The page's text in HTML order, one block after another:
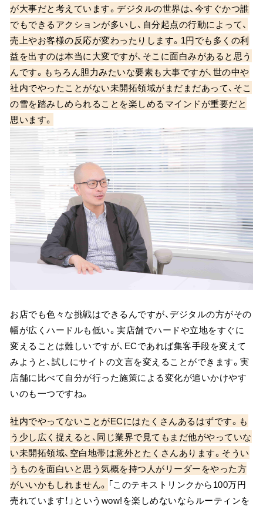
が大事だと考えています。デジタルの世界は、今すぐかつ誰
でもできるアクションが多いし、自分起点の行動によって、
売上やお客様の反応が変わったりします。1円でも多くの利
益を出すのは本当に大変ですが、そこに面白みがあると思う
んです。もちろん胆力みたいな要素も大事ですが、世の中や
社内でやったことがない未開拓領域がまだまだあって、そこ
の雪を踏みしめられることを楽しめるマインドが重要だと
思います。
お店でも色々な挑戦はできるんですが、デジタルの方がその
幅が広くハードルも低い。実店舗でハードや立地をすぐに
変えることは難しいですが、ECであれば集客手段を変えて
みようと、試しにサイトの文言を変えることができます。実
店舗に比べて自分が行った施策による変化が追いかけやす
いのも一つですね。
社内でやってないことがECにはたくさんあるはずです。も
う少し広く捉えると、同じ業界で見てもまだ他がやっていな
い未開拓領域、空白地帯は意外とたくさんあります。そうい
うものを面白いと思う気概を持つ人がリーダーをやった方
がいいかもしれません。 「このテキストリンクから100万円
売れています！」というwow!を楽しめないならルーティンを